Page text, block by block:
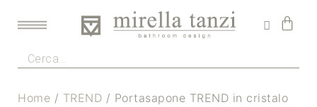
Home / TREND / Portasapone TREND in cristalo